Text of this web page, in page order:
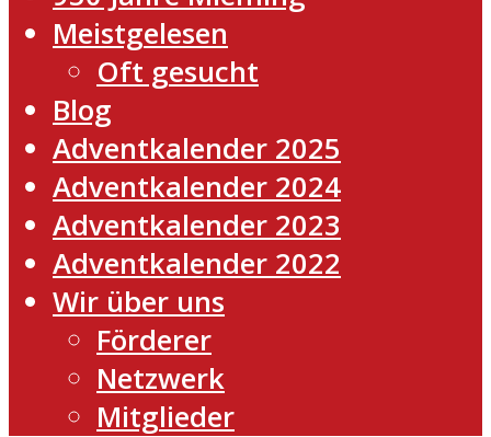
Meistgelesen
Oft gesucht
Blog
Adventkalender 2025
Adventkalender 2024
Adventkalender 2023
Adventkalender 2022
Wir über uns
Förderer
Netzwerk
Mitglieder